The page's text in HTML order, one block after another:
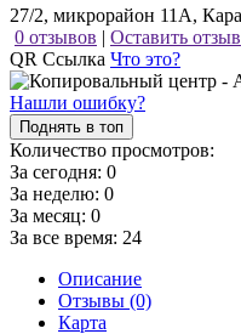
27/2, микрорайон 11А,
0 отзывов | Оставить отзыв
QR Ссылка Что это?
Нашли ошибку?
Поднять в топ
Количество просмотров:
За сегодня: 0
За неделю: 0
За месяц: 0
За все время: 24
Описание
Отзывы (0)
Карта